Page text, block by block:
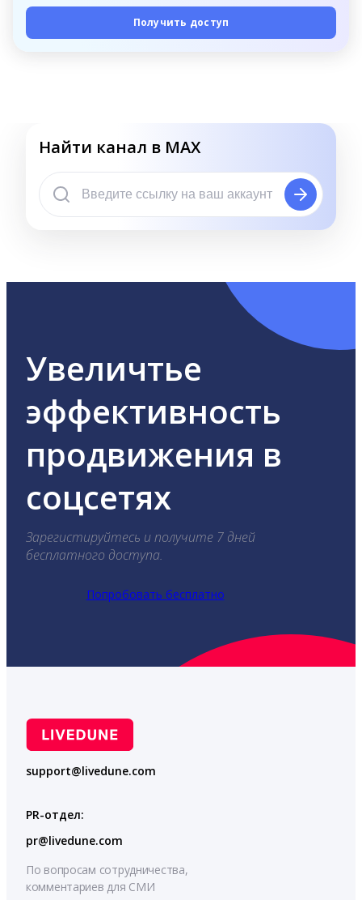
Получить доступ
Найти канал в MAX
Увеличтье
эффективность
продвижения в
соцсетях
Зарегистируйтесь и получите 7 дней
бесплатного доступа.
Попробовать бесплатно
support@livedune.com
PR-отдел:
pr@livedune.com
По вопросам сотрудничества,
комментариев для СМИ